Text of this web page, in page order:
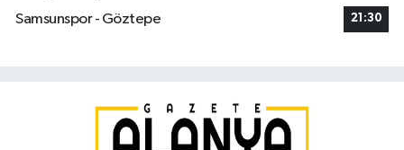
Samsunspor - Göztepe
21:30